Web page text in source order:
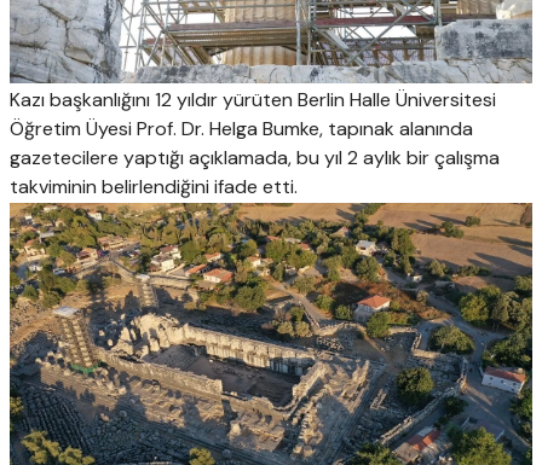
Kazı başkanlığını 12 yıldır yürüten Berlin Halle Üniversitesi
Öğretim Üyesi Prof. Dr. Helga Bumke, tapınak alanında
gazetecilere yaptığı açıklamada, bu yıl 2 aylık bir çalışma
takviminin belirlendiğini ifade etti.